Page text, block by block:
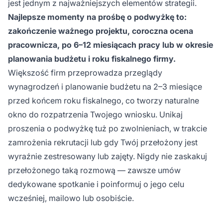
jest jednym z najważniejszych elementów strategii.
Najlepsze momenty na prośbę o podwyżkę to:
zakończenie ważnego projektu, coroczna ocena
pracownicza, po 6–12 miesiącach pracy lub w okresie
planowania budżetu i roku fiskalnego firmy.
Większość firm przeprowadza przeglądy
wynagrodzeń i planowanie budżetu na 2–3 miesiące
przed końcem roku fiskalnego, co tworzy naturalne
okno do rozpatrzenia Twojego wniosku. Unikaj
proszenia o podwyżkę tuż po zwolnieniach, w trakcie
zamrożenia rekrutacji lub gdy Twój przełożony jest
wyraźnie zestresowany lub zajęty. Nigdy nie zaskakuj
przełożonego taką rozmową — zawsze umów
dedykowane spotkanie i poinformuj o jego celu
wcześniej, mailowo lub osobiście.